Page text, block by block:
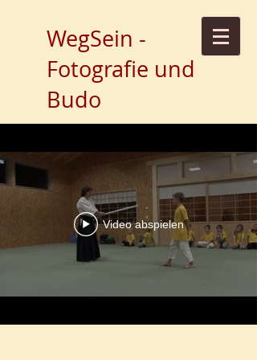
WegSein -
Fotografie und
Budo
Video abspielen